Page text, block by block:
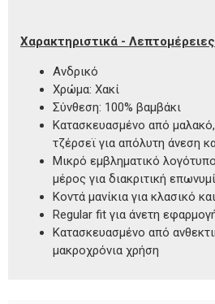
Χαρακτηριστικά - Λεπτομέρειες
Ανδρικό
Χρώμα: Χακί
Σύνθεση: 100% βαμβάκι
Κατασκευασμένο από
τζέρσεϊ για απόλυτη άνεση
Μικρό εμβληματικό λογότυπο
μέρος για διακριτική
Κοντά μανίκια για κλασικό
Regular fit για άνετη
Κατασκευασμένο από
μακροχρόνια χρήση